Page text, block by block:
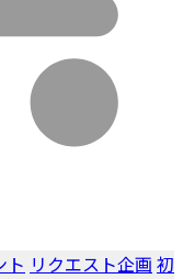
ト リクエスト企画 初